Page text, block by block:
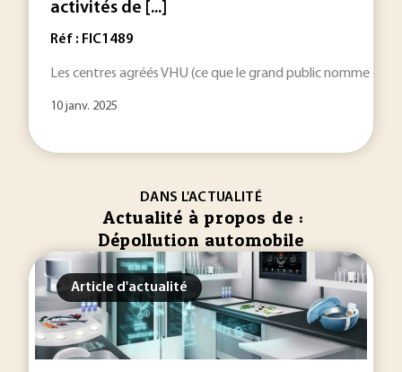
activités de [...]
Réf : FIC1489
Les centres agréés VHU (ce que le grand public nomme «
10 janv. 2025
DANS L'ACTUALITÉ
Actualité à propos de :
Dépollution automobile
Article d'actualité